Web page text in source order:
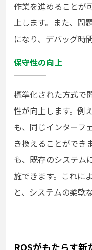
作業を進めることが
上します。また、問
になり、デバッグ時
保守性の向上
標準化された方式で
性が向上します。例
も、同じインターフ
き換えることができ
も、既存のシステム
施できます。これに
と、システムの柔軟
ROSがもたらす